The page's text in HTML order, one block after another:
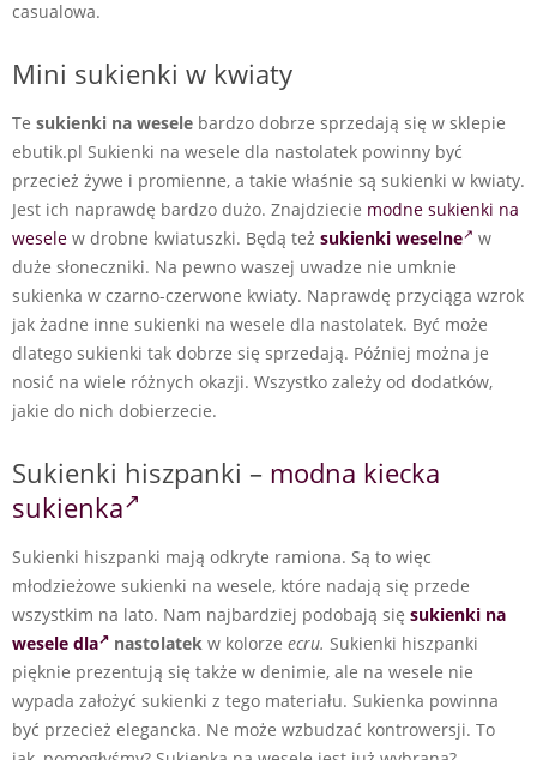
casualowa.
Mini sukienki w kwiaty
Te sukienki na wesele bardzo dobrze sprzedają się w sklepie
ebutik.pl Sukienki na wesele dla nastolatek powinny być
przecież żywe i promienne, a takie właśnie są sukienki w kwiaty.
Jest ich naprawdę bardzo dużo. Znajdziecie modne sukienki na
wesele w drobne kwiatuszki. Będą też sukienki weselne
w
duże słoneczniki. Na pewno waszej uwadze nie umknie
sukienka w czarno-czerwone kwiaty. Naprawdę przyciąga wzrok
jak żadne inne sukienki na wesele dla nastolatek. Być może
dlatego sukienki tak dobrze się sprzedają. Później można je
nosić na wiele różnych okazji. Wszystko zależy od dodatków,
jakie do nich dobierzecie.
Sukienki hiszpanki – modna kiecka
sukienka
Sukienki hiszpanki mają odkryte ramiona. Są to więc
młodzieżowe sukienki na wesele, które nadają się przede
wszystkim na lato. Nam najbardziej podobają się sukienki na
wesele dla
nastolatek w kolorze ecru. Sukienki hiszpanki
pięknie prezentują się także w denimie, ale na wesele nie
wypada założyć sukienki z tego materiału. Sukienka powinna
być przecież elegancka. Ne może wzbudzać kontrowersji. To